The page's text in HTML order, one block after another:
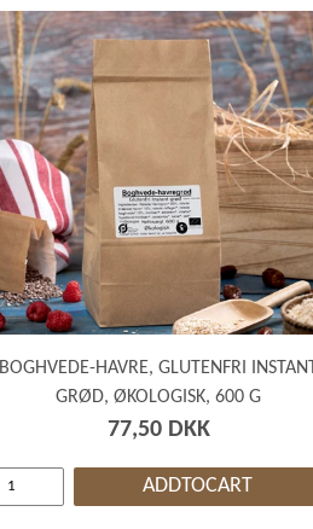
BOGHVEDE-HAVRE, GLUTENFRI INSTANT
GRØD, ØKOLOGISK, 600 G
77,50 DKK
ADDTOCART